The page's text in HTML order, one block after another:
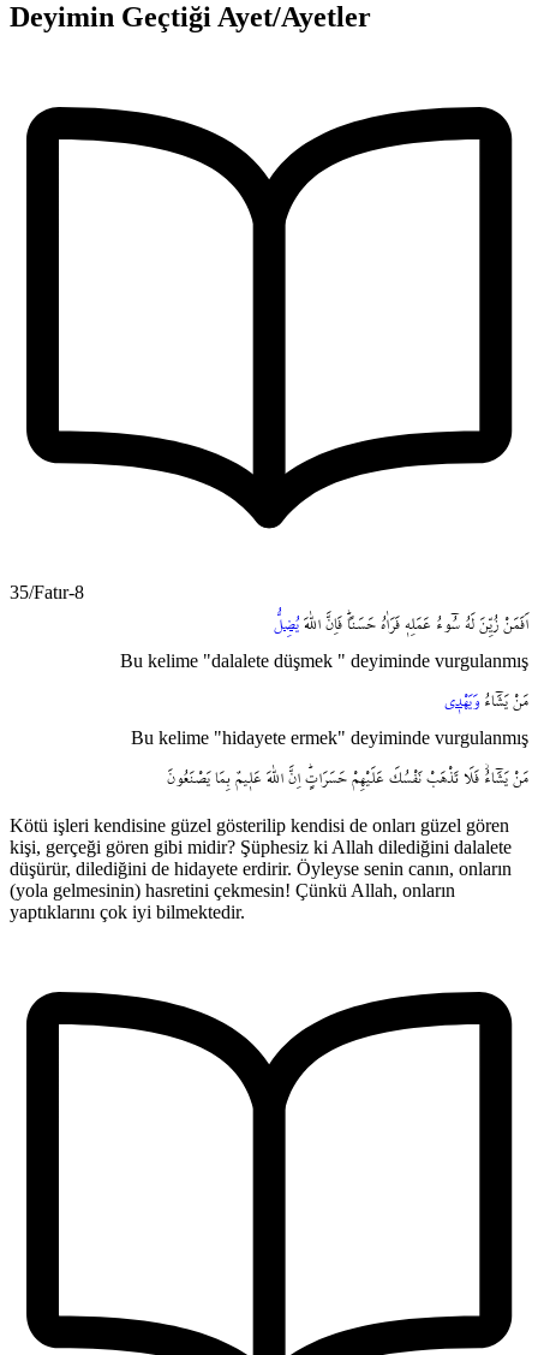
Deyimin Geçtiği Ayet/Ayetler
35/Fatır-8
اَفَمَنْ زُيِّنَ لَهُ سُٓوءُ عَمَلِه۪ فَرَاٰهُ حَسَناًۜ فَاِنَّ اللّٰهَ يُضِلُّ
Bu kelime "dalalete düşmek " deyiminde vurgulanmış
مَنْ يَشَٓاءُ وَيَهْد۪ي
Bu kelime "hidayete ermek" deyiminde vurgulanmış
مَنْ يَشَٓاءُۘ فَلَا تَذْهَبْ نَفْسُكَ عَلَيْهِمْ حَسَرَاتٍۜ اِنَّ اللّٰهَ عَل۪يمٌ بِمَا يَصْنَعُونَ
Kötü işleri kendisine güzel gösterilip kendisi de onları güzel gören
kişi, gerçeği gören gibi midir? Şüphesiz ki Allah dilediğini dalalete
düşürür, dilediğini de hidayete erdirir. Öyleyse senin canın, onların
(yola gelmesinin) hasretini çekmesin! Çünkü Allah, onların
yaptıklarını çok iyi bilmektedir.